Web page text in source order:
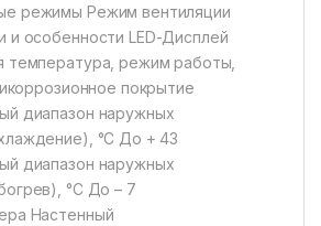
режимы Режим вентиляции
и особенности LED-Дисплей
температура, режим работы,
покрытие
диапазон наружных
°С До + 43
диапазон наружных
°С До – 7
Настенный